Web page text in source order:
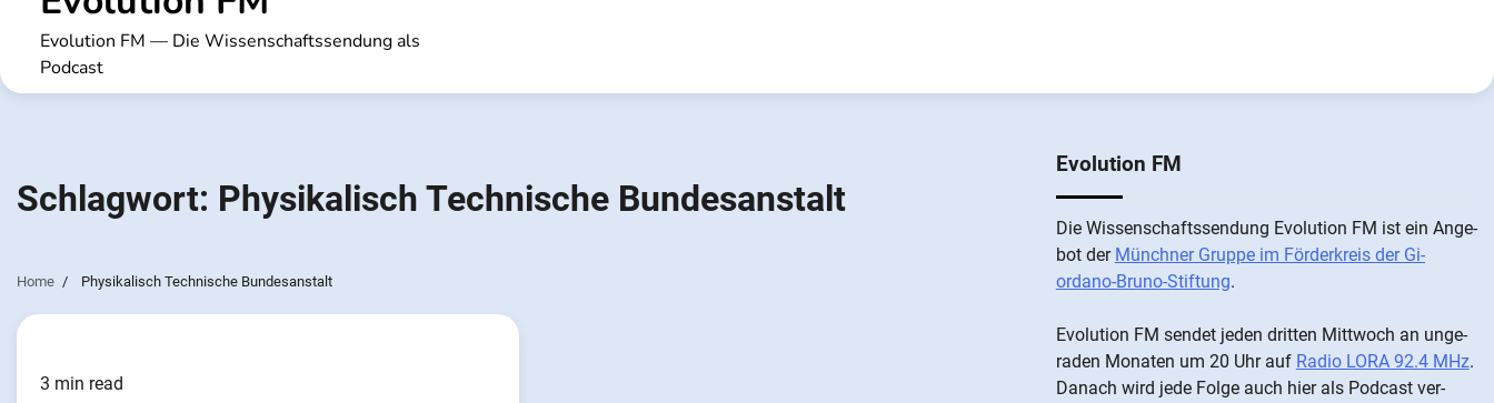
Evolution FM — Die Wissenschaftssendung als
Podcast
Schlagwort: Physikalisch Technische Bundesanstalt
Home Physikalisch Technische Bundesanstalt
3 min read
Evolution FM
Die Wis­sen­schafts­send­ung Evolution FM ist ein An­ge­
bot der Münch­ner Grup­pe im För­der­kreis der Gi­
ordano-Bruno-Stiftung.
Evolution FM sen­det je­den drit­ten Mitt­woch an un­ge­
ra­den Mo­nat­en um 20 Uhr auf Radio LORA 92.4 MHz.
Da­nach wird je­de Fol­ge auch hier als Pod­cast ver­